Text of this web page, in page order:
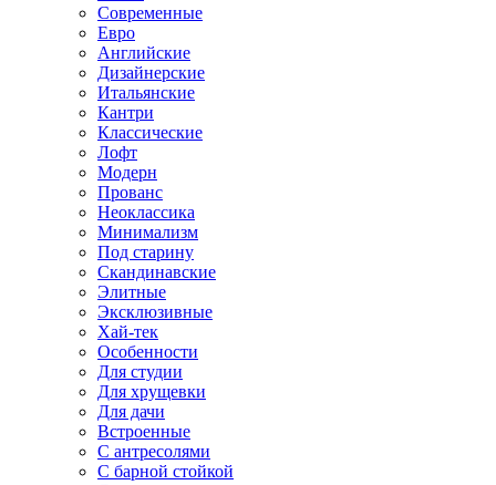
Современные
Евро
Английские
Дизайнерские
Итальянские
Кантри
Классические
Лофт
Модерн
Прованс
Неоклассика
Минимализм
Под старину
Скандинавские
Элитные
Эксклюзивные
Хай-тек
Особенности
Для студии
Для хрущевки
Для дачи
Встроенные
С антресолями
С барной стойкой